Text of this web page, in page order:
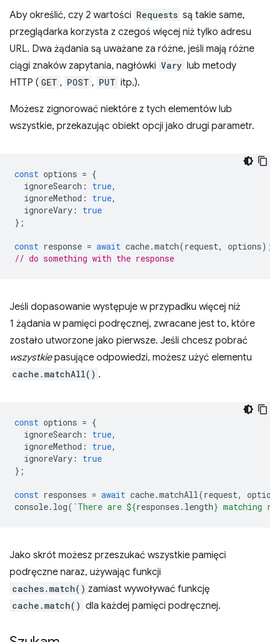
Aby określić, czy 2 wartości Requests są takie same,
przeglądarka korzysta z czegoś więcej niż tylko adresu
URL. Dwa żądania są uważane za różne, jeśli mają różne
ciągi znaków zapytania, nagłówki Vary lub metody
HTTP ( GET , POST , PUT itp.).
Możesz zignorować niektóre z tych elementów lub
wszystkie, przekazując obiekt opcji jako drugi parametr.
const options = {
ignoreSearch : true,
ignoreMethod : true,
ignoreVary :
true
};
const response = await cache.match(request, options
// do something with the response
Jeśli dopasowanie występuje w przypadku więcej niż
1 żądania w pamięci podręcznej, zwracane jest to, które
zostało utworzone jako pierwsze. Jeśli chcesz pobrać
wszystkiepasujące odpowiedzi, możesz użyć elementu
cache.matchAll() .
const options = {
ignoreSearch : true,
ignoreMethod : true,
ignoreVary :
true
};
const responses = await cache.matchAll(request,
console. log( `There are ${responses . length} matching
Jako skrót możesz przeszukać wszystkie pamięci
podręczne naraz, używając funkcji
caches.match() zamiast wywoływać funkcję
cache.match() dla każdej pamięci podręcznej.